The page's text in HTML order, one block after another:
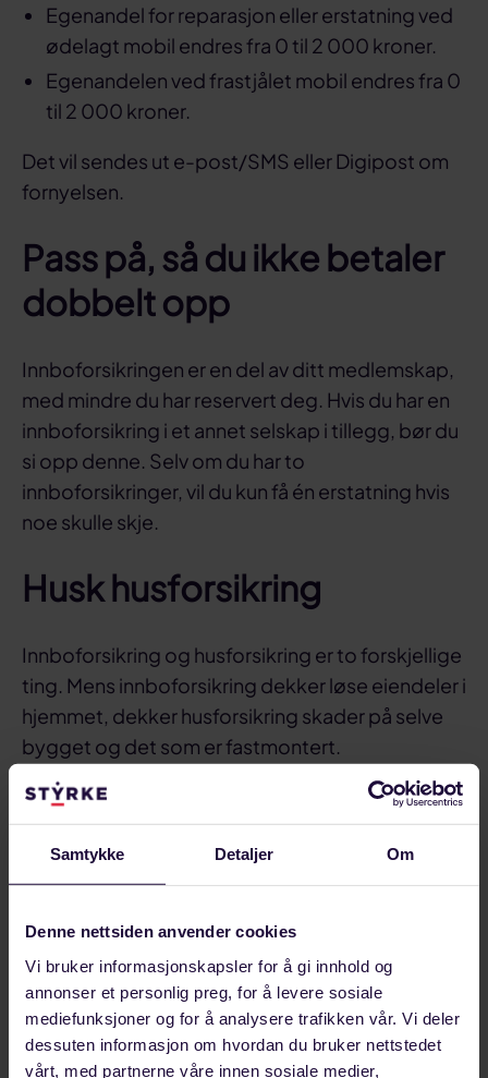
Samtykke Detaljer Om
Denne nettsiden anvender cookies
Vi bruker informasjonskapsler for å gi innhold og
annonser et personlig preg, for å levere sosiale
mediefunksjoner og for å analysere trafikken vår. Vi deler
dessuten informasjon om hvordan du bruker nettstedet
vårt, med partnerne våre innen sosiale medier,
Egenandel for reparasjon eller erstatning ved
ødelagt mobil endres fra 0 til 2 000 kroner.
Egenandelen ved frastjålet mobil endres fra 0
til 2 000 kroner.
Det vil sendes ut e-post/SMS eller Digipost om
fornyelsen.
Pass på, så du ikke betaler
dobbelt opp
Innboforsikringen er en del av ditt medlemskap,
med mindre du har reservert deg. Hvis du har en
innboforsikring i et annet selskap i tillegg, bør du
si opp denne. Selv om du har to
innboforsikringer, vil du kun få én erstatning hvis
noe skulle skje.
Husk husforsikring
Innboforsikring og husforsikring er to forskjellige
ting. Mens innboforsikring dekker løse eiendeler i
hjemmet, dekker husforsikring skader på selve
bygget og det som er fastmontert.
Hvis du har hus, trenger du derfor en husforsikring
i tillegg. Med LOfavør Husforsikring får du
automatisk toppdekning, uten tillegg i prisen.
gjennomgang av forsikringsbehovet ditt.
Del på:
Del
på
Del
på
Del
link
Sist oppdatert: 11. november 2024
Medlemsfordeler